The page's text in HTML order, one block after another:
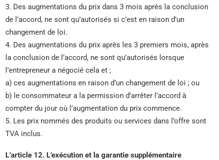
3. Des augmentations du prix dans 3 mois après la conclusion
de l’accord, ne sont qu’autorisés si c’est en raison d’un
changement de loi.
4. Des augmentations du prix après les 3 premiers mois, après
la conclusion de l’accord, ne sont qu’autorisés lorsque
l’entrepreneur a négocié cela et ;
a) ces augmentations en raison d’un changement de loi ; ou
b) le consommateur a la permission d’arrêter l’accord à
compter du jour où l’augmentation du prix commence.
5. Les prix nommés des produits ou services dans l’offre sont
TVA inclus.
L’article 12. L’exécution et la garantie supplémentaire